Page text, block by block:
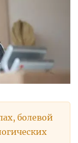
болевой